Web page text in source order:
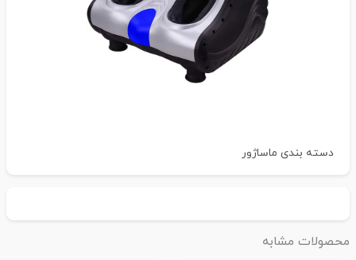
دسته بندیماساژور
مشابه